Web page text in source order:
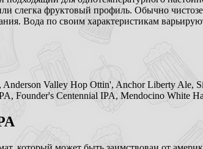
слегка фруктовый профиль. Обычно
Вода по своим характеристикам
Valley Hop Ottin', Anchor Liberty Ale,
Founder's Centennial IPA, Mendocino White